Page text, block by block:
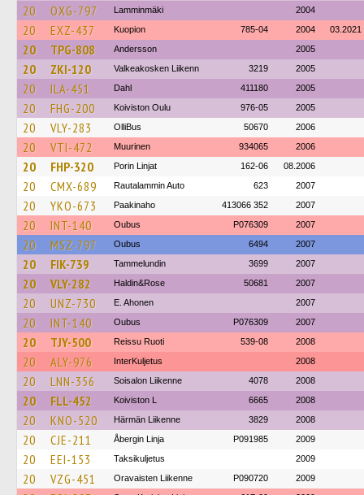
20 OXG-797 Lamminmäki 2004
20 EXZ-437 Kuopion 785-04 2004 03.2021
20 TPG-808 Andersson 2005
20 ZKI-120 Valkeakosken Liikenn 3219 2005
20 ILA-451 Dahl 411180 2005
20 FHG-200 Koiviston Oulu 976-05 2005
20 VLY-283 OlliBus 50670 2006
20 VTI-472 Muurinen 934065 2006
20 FHP-320 Porin Linjat 162-06 08.2006
20 CMX-689 Rautalammin Auto 623 2007
20 YKO-673 Paakinaho 413066 352 2007
20 INT-140 Oubus P076309 2007
20 MSZ-797 Oubus 6494 2007
20 FIK-739 Tammelundin 3699 2007
20 VLY-282 Haldin&Rose 50681 2007
20 UNZ-730 E. Ahonen 2007
20 INT-140 Oubus P076309 2007
20 TJY-500 Reissu Ruoti 539-08 2008
20 ALY-976 InterKuljetus 2008
20 LNN-356 Soisalon Liikenne 4078 2008
20 FLL-452 Koiviston L 6665 2008
20 KNO-520 Härmän Liikenne 3829 2008
20 CJE-211 Åbergin Linja P091985 2009
20 EEI-153 Taksikuljetus 2009
20 VZG-451 Oravaisten Liikenne P090720 2009